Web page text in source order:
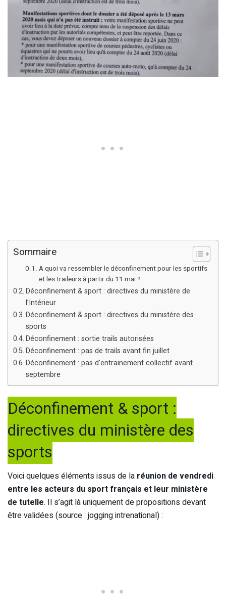
Sommaire
A quoi va ressembler le déconfinement pour les sportifs
et les traileurs à partir du 11 mai ?
Déconfinement & sport : directives du ministère de
l’Intérieur
Déconfinement & sport : directives du ministère des
sports
Déconfinement : sortie trails autorisées
Déconfinement : pas de trails avant fin juillet
Déconfinement : pas d’entrainement collectif avant
septembre
Déconfinement & sport :
directives du ministère des
sports
Voici quelques éléments issus de la réunion de vendredi
entre les acteurs du sport français et leur ministère
de tutelle. Il s’agit là uniquement de propositions devant
être validées (source : jogging intrenational) :